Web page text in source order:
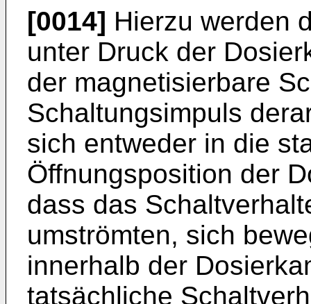
[0014] Hierzu werden
unter Druck der
der magnetisierbare
Schaltungsimpuls
sich entweder in die
Öffnungsposition der
dass das
umströmten, sich
innerhalb der
tatsächliche